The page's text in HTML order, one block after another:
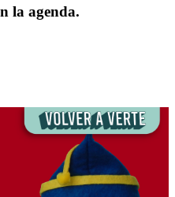
la agenda.